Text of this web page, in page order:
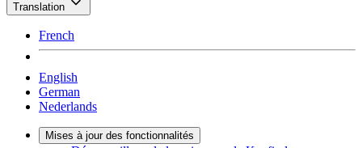
Translation
French
English
German
Nederlands
Mises à jour des fonctionnalités